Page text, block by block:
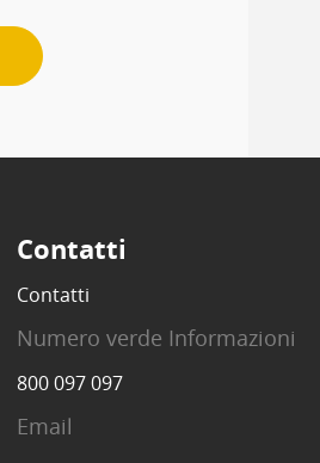
Contatti
Contatti
Numero verde Informazioni
800 097 097
Email